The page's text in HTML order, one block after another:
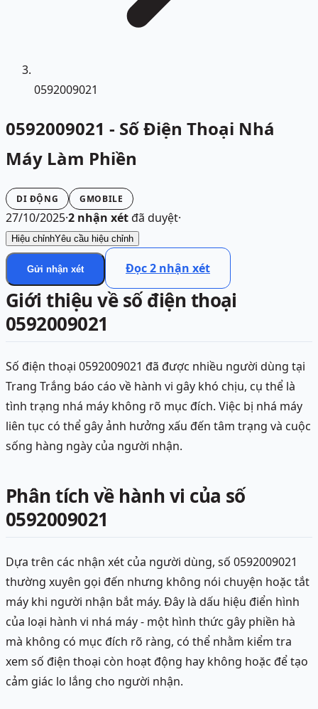
0592009021
0592009021 - Số Điện Thoại Nhá
Máy Làm Phiền
DI ĐỘNG GMOBILE
27/10/2025·2 nhận xétđã duyệt·
Hiệu chỉnhYêu cầu hiệu chỉnh
Gửi nhận xét Đọc2 nhận xét
Giới thiệu về số điện thoại
0592009021
Số điện thoại 0592009021 đã được nhiều người dùng tại
Trang Trắng báo cáo về hành vi gây khó chịu, cụ thể là
tình trạng nhá máy không rõ mục đích. Việc bị nhá máy
liên tục có thể gây ảnh hưởng xấu đến tâm trạng và cuộc
sống hàng ngày của người nhận.
Phân tích về hành vi của số
0592009021
Dựa trên các nhận xét của người dùng, số 0592009021
thường xuyên gọi đến nhưng không nói chuyện hoặc tắt
máy khi người nhận bắt máy. Đây là dấu hiệu điển hình
của loại hành vi nhá máy - một hình thức gây phiền hà
mà không có mục đích rõ ràng, có thể nhằm kiểm tra
xem số điện thoại còn hoạt động hay không hoặc để tạo
cảm giác lo lắng cho người nhận.